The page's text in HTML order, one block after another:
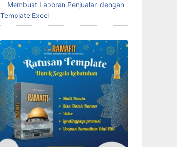
Membuat Laporan Penjualan dengan
Template Excel